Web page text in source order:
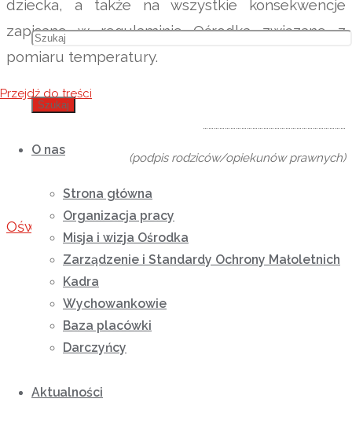
Szukaj
Przejdź do treści
O nas
Strona główna
Organizacja pracy
Misja i wizja Ośrodka
Zarządzenie i Standardy Ochrony Małoletnich
Kadra
Wychowankowie
Baza placówki
Darczyńcy
Aktualności
dziecka, a także na wszystkie konsekwencje
zapisane w regulaminie Ośrodka związane z
pomiaru temperatury.
……………………………………………………………………
(podpis rodziców/opiekunów prawnych)
Oświadczenie-wersja pdf